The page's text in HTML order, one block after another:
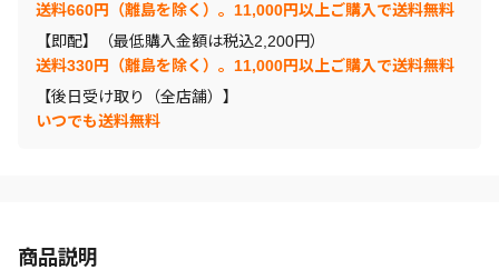
送料660円（離島を除く）。11,000円以上ご購入で送料無料
【即配】（最低購入金額は税込2,200円）
送料330円（離島を除く）。11,000円以上ご購入で送料無料
【後日受け取り（全店舗）】
いつでも送料無料
商品説明